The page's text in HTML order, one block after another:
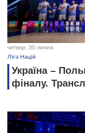
четвер, 30 липня
Ліга Націй
Україна –
фіналу.